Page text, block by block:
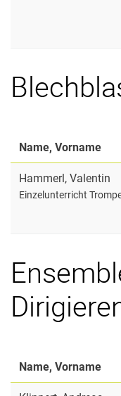
Name, Vorname
Hammerl, Valentin
Einzelunterricht
Name, Vorname